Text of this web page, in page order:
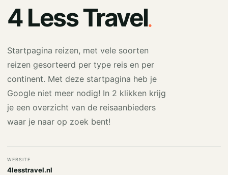
4 Less Travel.
Startpagina reizen, met vele soorten
reizen gesorteerd per type reis en per
continent. Met deze startpagina heb je
Google niet meer nodig! In 2 klikken krijg
je een overzicht van de reisaanbieders
waar je naar op zoek bent!
WEBSITE
4lesstravel.nl